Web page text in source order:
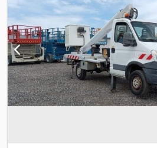
Multitel 160 ALU DS - 16m
128282 km Üzemóra: 4213 Gyártási év:
EURO5 Teljesítmény: 78 kW
hidraulikus munkaállvány, használt
Megengedett össztömeg (GVW): 3500
Kézi váltó Készleten Felszereltség:
Tidxefx Al Neck Jármű leírása: A gép jó
van, a motor és a hidraulika rendszer
Az ár NETTÓ export. Beszélünk: -